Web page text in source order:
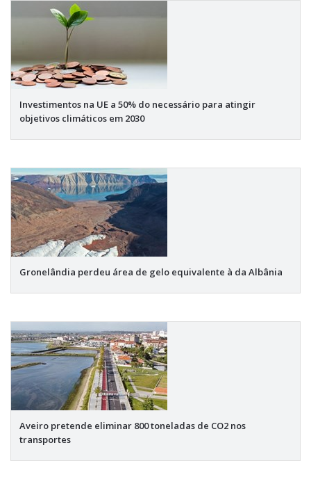
Investimentos na UE a 50% do necessário para atingir
objetivos climáticos em 2030
Gronelândia perdeu área de gelo equivalente à da Albânia
Aveiro pretende eliminar 800 toneladas de CO2 nos
transportes